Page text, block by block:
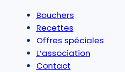
Bouchers
Recettes
Offres spéciales
L’association
Contact